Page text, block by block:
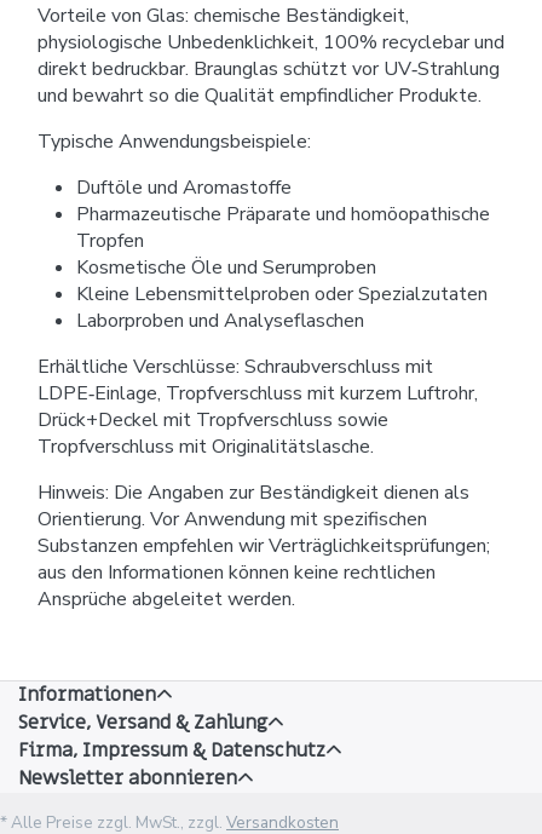
Vorteile von Glas: chemische Beständigkeit,
physiologische Unbedenklichkeit, 100% recyclebar und
direkt bedruckbar. Braunglas schützt vor UV‑Strahlung
und bewahrt so die Qualität empfindlicher Produkte.
Typische Anwendungsbeispiele:
Duftöle und Aromastoffe
Pharmazeutische Präparate und homöopathische
Tropfen
Kosmetische Öle und Serumproben
Kleine Lebensmittelproben oder Spezialzutaten
Laborproben und Analyseflaschen
Erhältliche Verschlüsse: Schraubverschluss mit
LDPE‑Einlage, Tropfverschluss mit kurzem Luftrohr,
Drück+Deckel mit Tropfverschluss sowie
Tropfverschluss mit Originalitätslasche.
Hinweis: Die Angaben zur Beständigkeit dienen als
Orientierung. Vor Anwendung mit spezifischen
Substanzen empfehlen wir Verträglichkeitsprüfungen;
aus den Informationen können keine rechtlichen
Ansprüche abgeleitet werden.
Informationen
Service, Versand & Zahlung
Firma, Impressum & Datenschutz
Newsletter abonnieren
* Alle Preise zzgl. MwSt., zzgl. Versandkosten